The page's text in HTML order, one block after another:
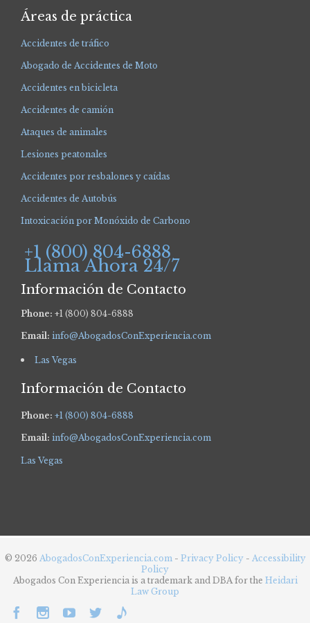
Áreas de práctica
Accidentes de tráfico
Abogado de Accidentes de Moto
Accidentes en bicicleta
Accidentes de camión
Ataques de animales
Lesiones peatonales
Accidentes por resbalones y caídas
Accidentes de Autobús
Intoxicación por Monóxido de Carbono
+1 (800) 804-6888
Llama Ahora 24/7
Información de Contacto
Phone: +1 (800) 804-6888
Email: info@AbogadosConExperiencia.com
Las Vegas
Información de Contacto
Phone: +1 (800) 804-6888
Email: info@AbogadosConExperiencia.com
Las Vegas
© 2026 AbogadosConExperiencia.com - Privacy Policy - Accessibility
Policy
Abogados Con Experiencia is a trademark and DBA for the Heidari
Law Group
    